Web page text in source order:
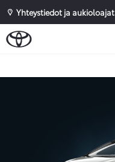
Yhteystiedot ja aukioloajat